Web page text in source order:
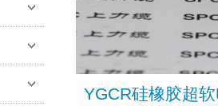
YGCR硅橡胶超